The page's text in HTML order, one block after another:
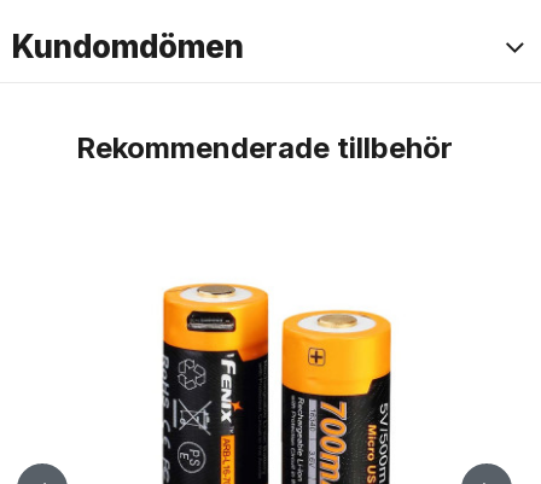
Kundomdömen
Rekommenderade tillbehör